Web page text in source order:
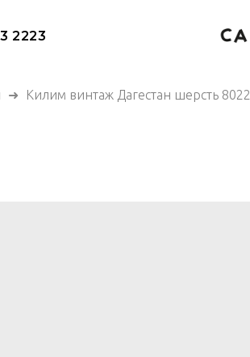
2223
Килим винтаж Дагестан шерсть 8022